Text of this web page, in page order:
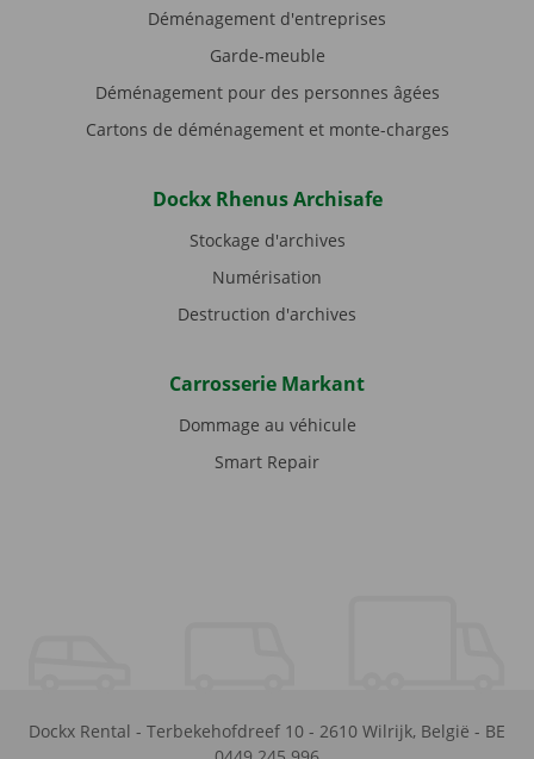
Déménagement d'entreprises
Garde-meuble
Déménagement pour des personnes âgées
Cartons de déménagement et monte-charges
Dockx Rhenus Archisafe
Stockage d'archives
Numérisation
Destruction d'archives
Carrosserie Markant
Dommage au véhicule
Smart Repair
Dockx Rental - Terbekehofdreef 10 - 2610 Wilrijk, België - BE